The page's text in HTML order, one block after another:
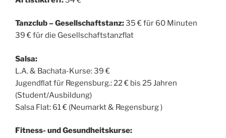
Tanzclub – Gesellschaftstanz:35 € für 60 Minuten
39 € für die Gesellschaftstanzflat
Salsa:
L.A. & Bachata-Kurse: 39 €
Jugendﬂat für Regensburg.: 22 € bis 25 Jahren
(Student/Ausbildung)
Salsa Flat: 61 € (Neumarkt & Regensburg )
Fitness- und Gesundheitskurse: